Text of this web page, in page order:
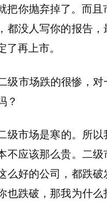
把你抛弃掉了。而且
都没人写你的报告
了再上市。
级市场跌的很惨，
？
级市场是寒的。所
不应该那么贵。二
么好的公司，都跌
也跌破，那我为什